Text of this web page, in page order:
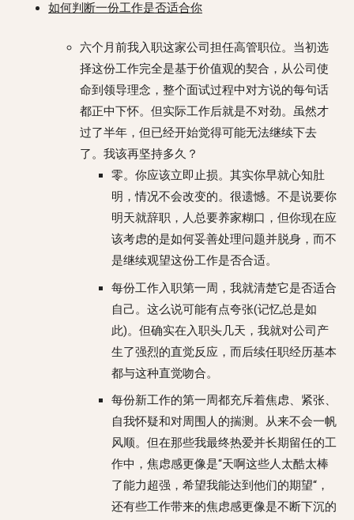
如何判断一份工作是否适合你
六个月前我入职这家公司担任高管职位。当初选
择这份工作完全是基于价值观的契合，从公司使
命到领导理念，整个面试过程中对方说的每句话
都正中下怀。但实际工作后就是不对劲。虽然才
过了半年，但已经开始觉得可能无法继续下去
了。我该再坚持多久？
零。你应该立即止损。其实你早就心知肚
明，情况不会改变的。很遗憾。不是说要你
明天就辞职，人总要养家糊口，但你现在应
该考虑的是如何妥善处理问题并脱身，而不
是继续观望这份工作是否合适。
每份工作入职第一周，我就清楚它是否适合
自己。这么说可能有点夸张(记忆总是如
此)。但确实在入职头几天，我就对公司产
生了强烈的直觉反应，而后续任职经历基本
都与这种直觉吻合。
每份新工作的第一周都充斥着焦虑、紧张、
自我怀疑和对周围人的揣测。从来不会一帆
风顺。但在那些我最终热爱并长期留任的工
作中，焦虑感更像是“天啊这些人太酷太棒
了能力超强，希望我能达到他们的期望“，
还有些工作带来的焦虑感更像是不断下沉的